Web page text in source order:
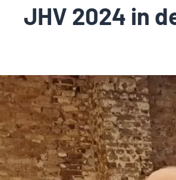
JHV 2024 in